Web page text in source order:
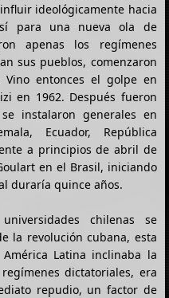
ideológicamente hacia
para una nueva ola de
apenas los regímenes
sus pueblos, comenzaron
entonces el golpe en
en 1962. Después fueron
instalaron generales en
Ecuador, República
a principios de abril de
en el Brasil, iniciando
duraría quince años.
chilenas se
la revolución cubana, esta
Latina inclinaba la
dictatoriales, era
repudio, un factor de